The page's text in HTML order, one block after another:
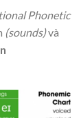
Phonetic
(sounds)và